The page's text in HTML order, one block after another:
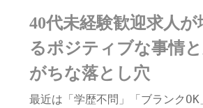
40代未経験歓迎求人
るポジティブな事情
がちな落とし穴
最近は「学歴不問」「ブランク